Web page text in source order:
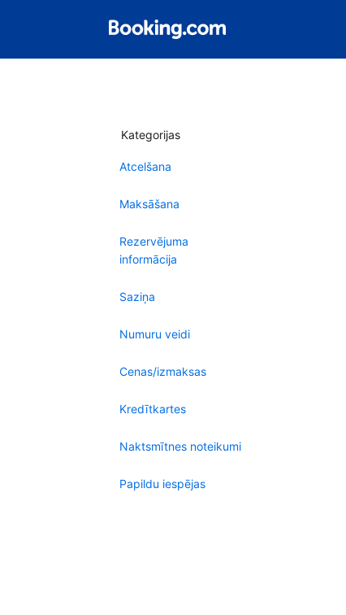
Kategorijas
Atcelšana
Maksāšana
Rezervējuma
informācija
Saziņa
Numuru veidi
Cenas/izmaksas
Kredītkartes
Naktsmītnes noteikumi
Papildu iespējas